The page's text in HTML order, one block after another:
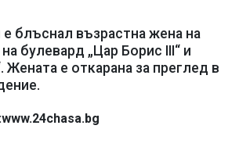
блъснал възрастна жена на
булевард „Цар Борис III“ и
Жената е откарана за преглед в